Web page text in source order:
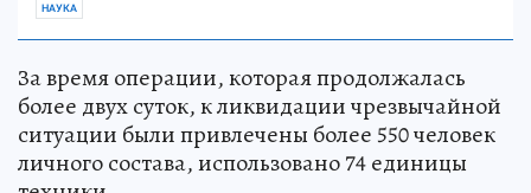
НАУКА
За время операции, которая продолжалась
более двух суток, к ликвидации чрезвычайной
ситуации были привлечены более 550 человек
личного состава, использовано 74 единицы